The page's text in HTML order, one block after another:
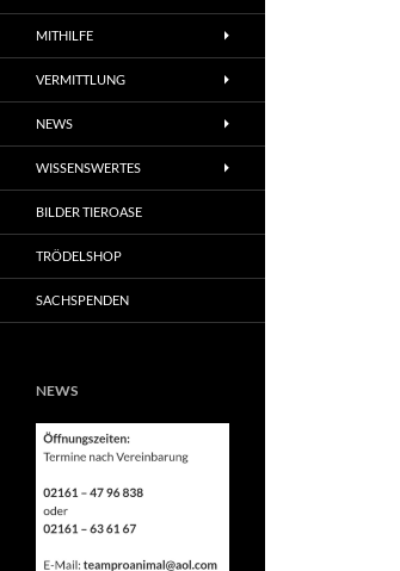
MITHILFE
VERMITTLUNG
NEWS
WISSENSWERTES
BILDER TIEROASE
TRÖDELSHOP
SACHSPENDEN
NEWS